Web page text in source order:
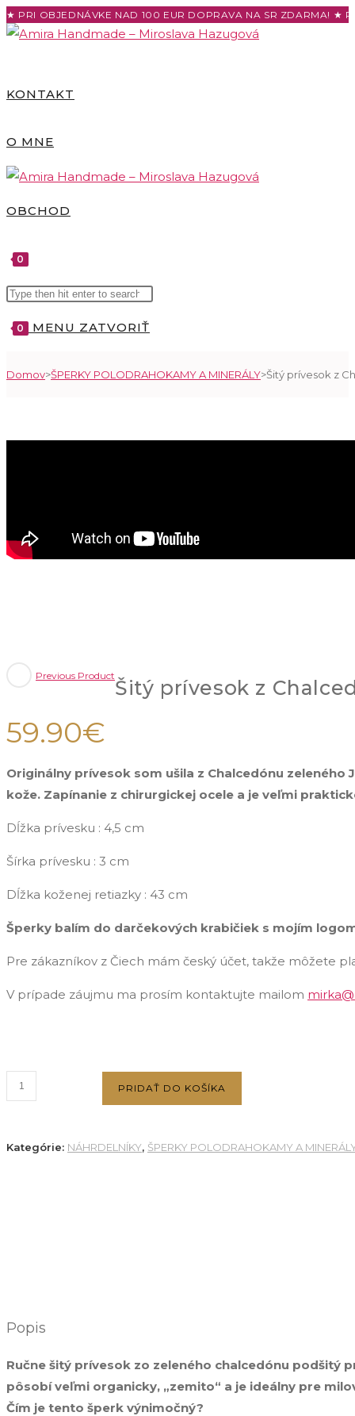
Skip
to
★ PRI OBJEDNÁVKE NAD 100 EUR DOPRAVA NA SR ZDARMA! ★
KONTAKT
O MNE
OBCHOD
0
TOGGLE
Search
website
0 MENU ZATVORIŤ
Domov>ŠPERKY POLODRAHOKAMY A MINERÁLY>Šitý prívesok z
Previous Product
Šitý prívesok z
59.90€
Originálny prívesok som ušila z Chalcedónu
kože. Zapínanie z chirurgickej ocele a je veľmi
Dĺžka prívesku : 4,5 cm
Šírka prívesku : 3 cm
Dĺžka koženej retiazky : 43 cm
Šperky balím do darčekových krabičiek s mojím
Pre zákazníkov z Čiech mám český účet, takže môžete
V prípade záujmu ma prosím kontaktujte mailom
množstvo
Šitý
z
PRIDAŤ DO KOŠÍKA
Kategórie: NÁHRDELNÍKY, ŠPERKY POLODRAHOKAMY A
Popis
Ručne šitý prívesok zo zeleného chalcedónu
pôsobí veľmi organicky, „zemito“ a je ideálny pre
Čím je tento šperk výnimočný?